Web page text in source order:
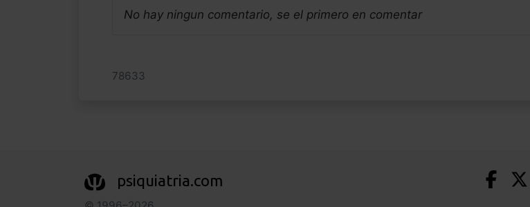
cronicidad humana, que es la causa socio-ambiental. Saludos alegres
del neandertal hiperactivo de Sevilla
Fecha: 16/11/2025
No hay ningun comentario, se el primero en comentar
78633
psiquiatria.com